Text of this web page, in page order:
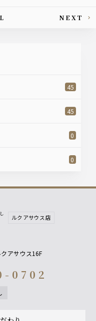
NEXT
45
45
0
0
ルクアサウス店
アサウス16F
0702